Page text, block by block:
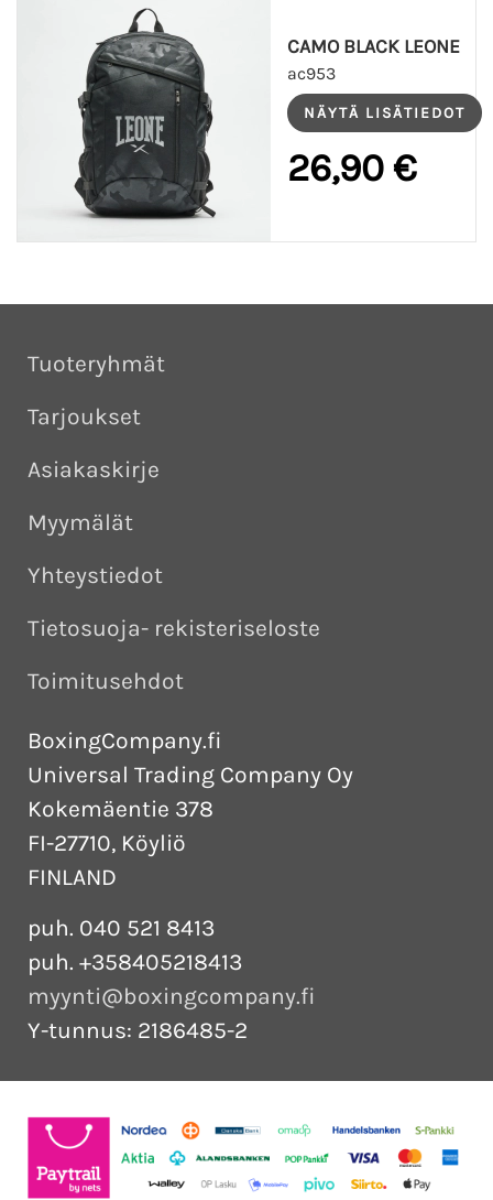
CAMO BLACK LEONE
ac953
26,90 €
Tuoteryhmät
Tarjoukset
Asiakaskirje
Myymälät
Yhteystiedot
Tietosuoja- rekisteriseloste
Toimitusehdot
BoxingCompany.fi
Universal Trading Company Oy
Kokemäentie 378
FI-27710, Köyliö
FINLAND
puh. 040 521 8413
puh. +358405218413
myynti@boxingcompany.fi
Y-tunnus: 2186485-2